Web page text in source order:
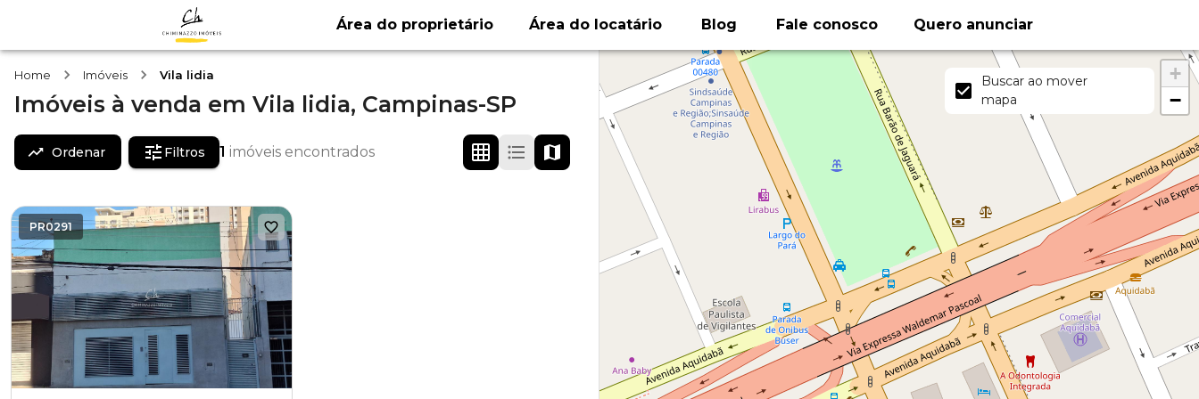
Área do proprietário Área do locatário Blog Fale conosco Quero anunciar
Home Imóveis Vila lidia
Imóveis à venda em Vila lidia, Campinas-SP
Ordenar Filtros 1 imóveis encontrados
PR0291
+
−
Buscar ao mover
mapa